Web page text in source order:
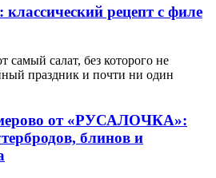
рецепт с филе
салат, без которого не
праздник и почти ни один
от «РУСАЛОЧКА»:
блинов и